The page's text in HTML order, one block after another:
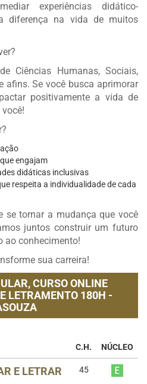
experiências didático-
diferença na vida de muitos
Ciências Humanas, Sociais,
afins. Se você busca aprimorar
positivamente a vida de
engajam
didáticas inclusivas
respeita a individualidade de cada
se tornar a mudança que você
juntos construir um futuro
ao conhecimento!
sua carreira!
CURSO ONLINE
LETRAMENTO 180H -
C.H. NÚCLEO
E LETRAR 45